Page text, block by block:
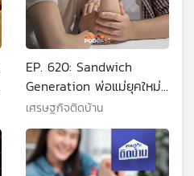
EP. 620: Sandwich
Generation พ่อแม่ยุคใหม่
ในบทเดอะแบก
เศรษฐกิจติดบ้าน